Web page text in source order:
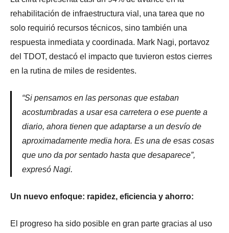
rehabilitación de infraestructura vial, una tarea que no
solo requirió recursos técnicos, sino también una
respuesta inmediata y coordinada. Mark Nagi, portavoz
del TDOT, destacó el impacto que tuvieron estos cierres
en la rutina de miles de residentes.
“Si pensamos en las personas que estaban
acostumbradas a usar esa carretera o ese puente a
diario, ahora tienen que adaptarse a un desvío de
aproximadamente media hora. Es una de esas cosas
que uno da por sentado hasta que desaparece”,
expresó Nagi.
Un nuevo enfoque: rapidez, eficiencia y ahorro:
El progreso ha sido posible en gran parte gracias al uso